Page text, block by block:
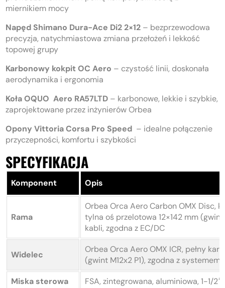
miernikiem mocy
Napęd Shimano Dura-Ace Di2 2×12 – bezprzewodowa
precyzja, natychmiastowa zmiana przełożeń i lekkość
topowej grupy
Karbonowy kokpit OC Aero – czystość linii, doskonała
aerodynamika i ergonomia
Koła OQUO Aero RA57LTD – karbonowe, lekkie i szybkie,
zaprojektowane przez inżynierów Orbea
Opony Vittoria Corsa Pro Speed – idealne połączenie
przyczepności, komfortu i szybkości
SPECYFIKACJA
Komponent Opis
Rama
Orbea Orca Aero Carbon OMX Disc,
tylna oś przelotowa 12×142 mm
kabli, zgodna z EC/DC
Widelec
Orbea Orca Aero OMX ICR, pełny
(gwint M12x2 P1), zgodna z systemem
Miska sterowa
FSA, zintegrowana, aluminiowa, 1-1/2″